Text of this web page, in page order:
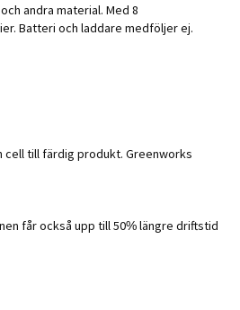
andra material. Med 8
Batteri och laddare medföljer ej.
cell till färdig produkt. Greenworks
får också upp till 50% längre driftstid